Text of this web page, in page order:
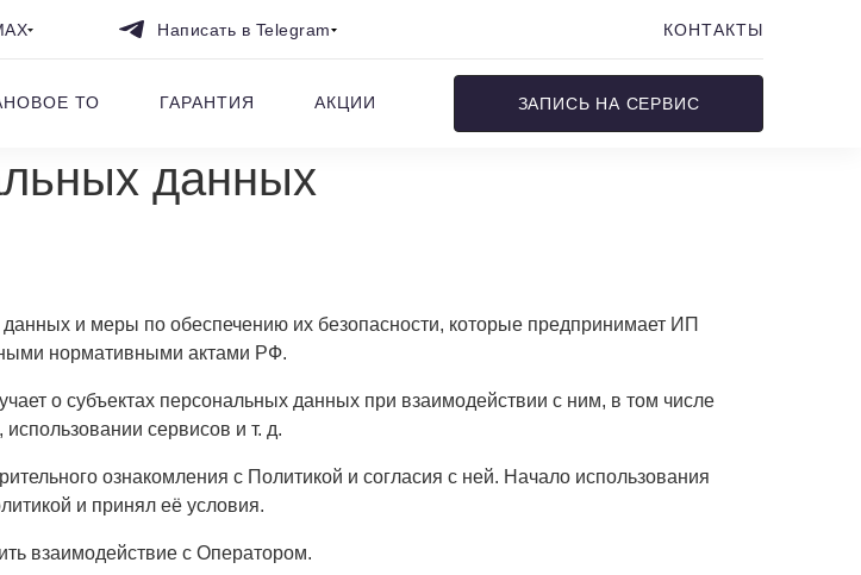
Написать в Telegram КОНТАКТЫ
ТО ГАРАНТИЯ АКЦИИ ЗАПИСЬ НА СЕРВИС
данных
и меры по обеспечению их безопасности, которые предпринимает ИП
нормативными актами РФ.
о субъектах персональных данных при взаимодействии с ним, в том числе
сервисов и т. д.
ознакомления с Политикой и согласия с ней. Начало использования
и принял её условия.
взаимодействие с Оператором.